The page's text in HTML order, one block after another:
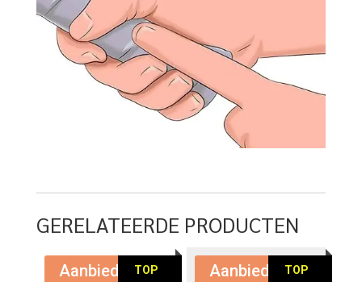
GERELATEERDE PRODUCTEN
TOP
Aanbieding!
TOP
Aanbieding!